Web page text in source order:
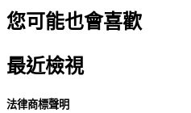
您可能也會喜歡
最近檢視
法律商標聲明